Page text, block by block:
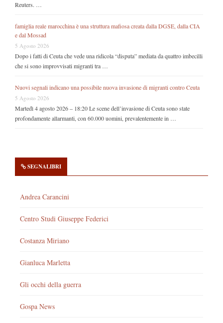
Reuters. …
famiglia reale marocchina è una struttura mafiosa creata dalla DGSE, dalla CIA
e dal Mossad
5 Agosto 2026
Dopo i fatti di Ceuta che vede una ridicola “disputa” mediata da quattro imbecilli
che si sono improvvisati migranti tra …
Nuovi segnali indicano una possibile nuova invasione di migranti contro Ceuta
5 Agosto 2026
Martedì 4 agosto 2026 – 18:20 Le scene dell’invasione di Ceuta sono state
profondamente allarmanti, con 60.000 uomini, prevalentemente in …
SEGNALIBRI
Andrea Carancini
Centro Studi Giuseppe Federici
Costanza Miriano
Gianluca Marletta
Gli occhi della guerra
Gospa News